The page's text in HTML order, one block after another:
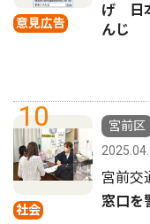
意見広告
げ 日
んじ
10
社会
宮前区
宮前交
窓口を